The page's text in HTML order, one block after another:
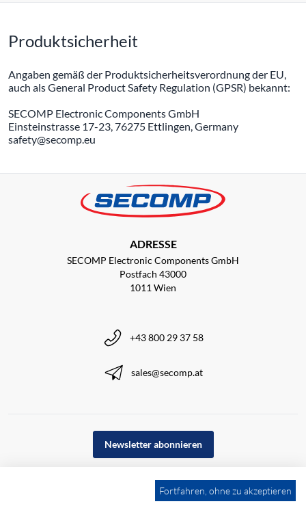
Produktsicherheit
Angaben gemäß der Produktsicherheitsverordnung der EU,
auch als General Product Safety Regulation (GPSR) bekannt:
SECOMP Electronic Components GmbH
Einsteinstrasse 17-23, 76275 Ettlingen, Germany
safety@secomp.eu
ADRESSE
SECOMP Electronic Components GmbH
Postfach 43000
1011 Wien
+43 800 29 37 58
sales@secomp.at
Newsletter abonnieren
Fortfahren, ohne zu akzeptieren